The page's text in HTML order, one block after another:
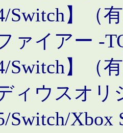
Switch】（
ァイアー -
Switch】（
ィウスオリ
Switch/